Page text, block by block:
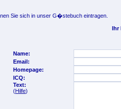
Sie sich in unser G�stebuch eintragen.
Ihr
Name:
Email:
Homepage:
ICQ:
Text:
(Hilfe)